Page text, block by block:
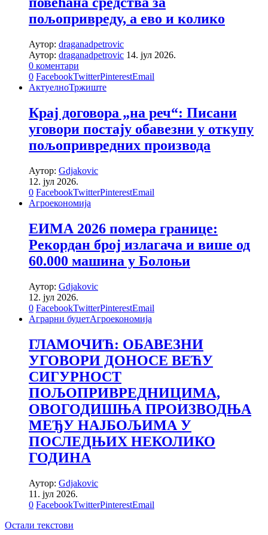
пољопривреду, а ево и колико
Аутор: draganadpetrovic
Аутор: draganadpetrovic 14. јул 2026.
0 коментари
0 FacebookTwitterPinterestEmail
АктуелноТржиште
Крај договора „на реч“: Писани
уговори постају обавезни у откупу
пољопривредних производа
Аутор: Gdjakovic
12. јул 2026.
0 FacebookTwitterPinterestEmail
Агроекономија
ЕИМА 2026 помера границе:
Рекордан број излагача и више од
60.000 машина у Болоњи
Аутор: Gdjakovic
12. јул 2026.
0 FacebookTwitterPinterestEmail
Аграрни буџетАгроекономија
ГЛАМОЧИЋ: ОБАВЕЗНИ
УГОВОРИ ДОНОСЕ ВЕЋУ
СИГУРНОСТ
ПОЉОПРИВРЕДНИЦИМА,
ОВОГОДИШЊА ПРОИЗВОДЊА
МЕЂУ НАЈБОЉИМА У
ПОСЛЕДЊИХ НЕКОЛИКО
ГОДИНА
Аутор: Gdjakovic
11. јул 2026.
0 FacebookTwitterPinterestEmail
Остали текстови